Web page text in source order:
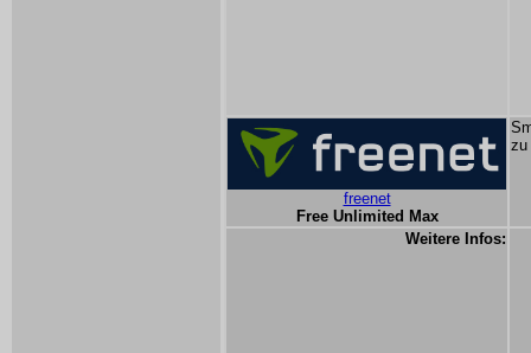
freenet
Free Unlimited Max
zu
Weitere Infos: